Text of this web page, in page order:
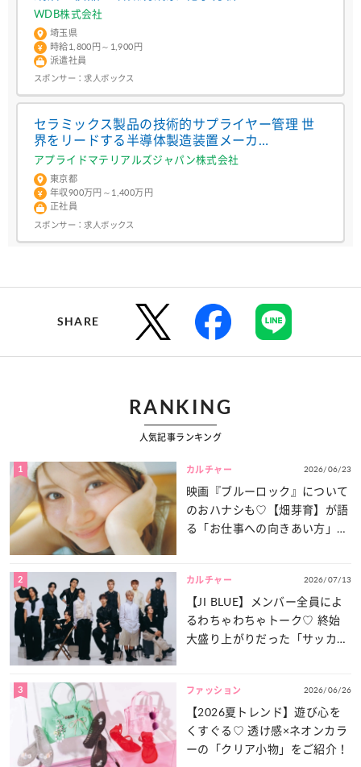
WDB株式会社
埼玉県
時給1,800円～1,900円
派遣社員
スポンサー：求人ボックス
セラミックス製品の技術的サプライヤー管理 世
界をリードする半導体製造装置メーカ
ー/R2515773/化学系品質保証・監査
アプライドマテリアルズジャパン株式会社
東京都
年収900万円～1,400万円
正社員
スポンサー：求人ボックス
SHARE
RANKING
人気記事ランキング
1 カルチャー 2026/06/23
映画『ブルーロック』について
のおハナシも♡【畑芽育】が語
る「お仕事への向きあい方」と
2 カルチャー 2026/07/13
【JI BLUE】メンバー全員によ
るわちゃわちゃトーク♡ 終始
大盛り上がりだった「サッカー
3 ファッション 2026/06/26
【2026夏トレンド】遊び心を
くすぐる♡ 透け感×ネオンカラ
ーの「クリア小物」をご紹介！